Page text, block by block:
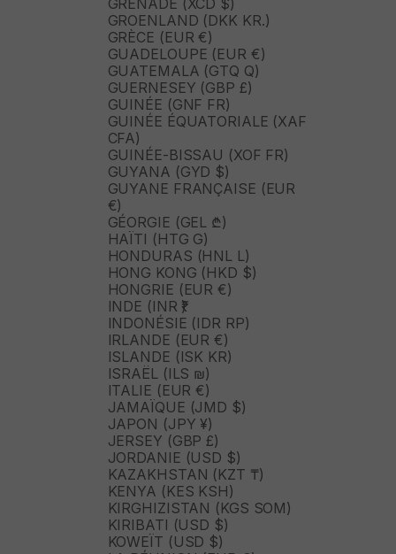
GRENADE (XCD $)
GROENLAND (DKK KR.)
GRÈCE (EUR €)
GUADELOUPE (EUR €)
GUATEMALA (GTQ Q)
GUERNESEY (GBP £)
GUINÉE (GNF FR)
GUINÉE ÉQUATORIALE (XAF
CFA)
GUINÉE-BISSAU (XOF FR)
GUYANA (GYD $)
GUYANE FRANÇAISE (EUR
€)
GÉORGIE (GEL ₾)
HAÏTI (HTG G)
HONDURAS (HNL L)
HONG KONG (HKD $)
HONGRIE (EUR €)
INDE (INR ₹)
INDONÉSIE (IDR RP)
IRLANDE (EUR €)
ISLANDE (ISK KR)
ISRAËL (ILS ₪)
ITALIE (EUR €)
JAMAÏQUE (JMD $)
JAPON (JPY ¥)
JERSEY (GBP £)
JORDANIE (USD $)
KAZAKHSTAN (KZT ₸)
KENYA (KES KSH)
KIRGHIZISTAN (KGS SOM)
KIRIBATI (USD $)
KOWEÏT (USD $)